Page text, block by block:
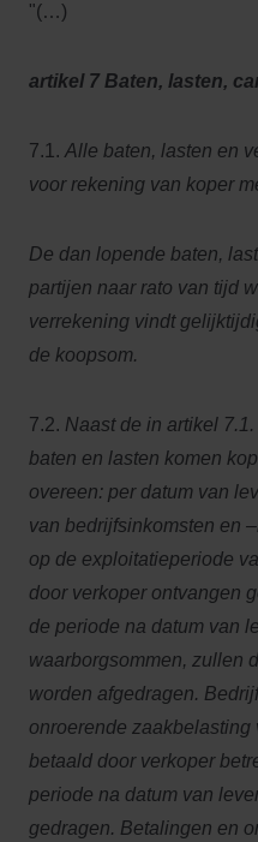
"(…)
artikel 7 Baten, lasten,
7.1. Alle baten, lasten en
voor rekening van koper
De dan lopende baten,
partijen naar rato van tijd
verrekening vindt
de koopsom.
7.2. Naast de in artikel
baten en lasten komen
overeen: per datum van
van bedrijfsinkomsten en
op de exploitatieperiode
door verkoper ontvangen
de periode na datum van
waarborgsommen, zullen
worden afgedragen.
onroerende zaakbelasting
betaald door verkoper
periode na datum van
gedragen. Betalingen en